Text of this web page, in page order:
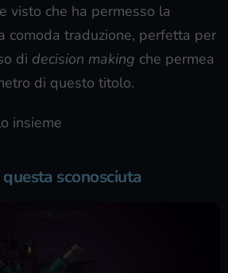
visto che ha permesso la
comoda traduzione, perfetta per
di decision making che permea
di questo titolo.
insieme
sconosciuta